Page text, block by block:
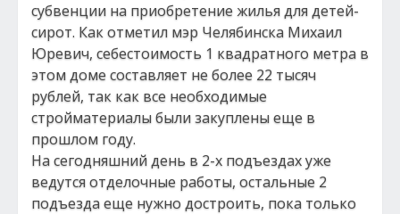
субвенции на приобретение жилья для детей-
сирот. Как отметил мэр Челябинска Михаил
Юревич, себестоимость 1 квадратного метра в
этом доме составляет не более 22 тысяч
рублей, так как все необходимые
стройматериалы были закуплены еще в
прошлом году.
На сегодняшний день в 2-х подъездах уже
ведутся отделочные работы, остальные 2
подъезда еще нужно достроить, пока только